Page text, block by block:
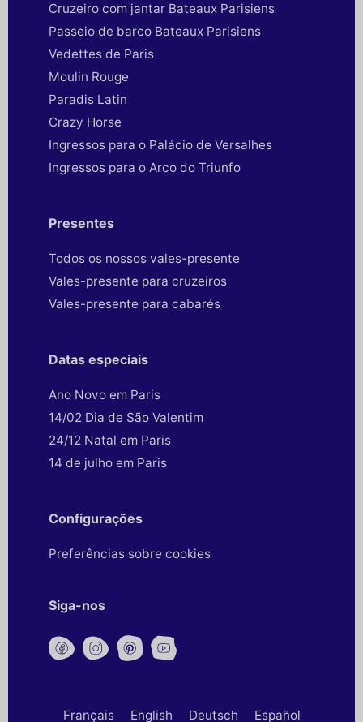
Cruzeiro com jantar Bateaux Parisiens
Passeio de barco Bateaux Parisiens
Vedettes de Paris
Moulin Rouge
Paradis Latin
Crazy Horse
Ingressos para o Palácio de Versalhes
Ingressos para o Arco do Triunfo
Presentes
Todos os nossos vales-presente
Vales-presente para cruzeiros
Vales-presente para cabarés
Datas especiais
Ano Novo em Paris
14/02 Dia de São Valentim
24/12 Natal em Paris
14 de julho em Paris
Configurações
Preferências sobre cookies
Siga-nos
Français English Deutsch Español